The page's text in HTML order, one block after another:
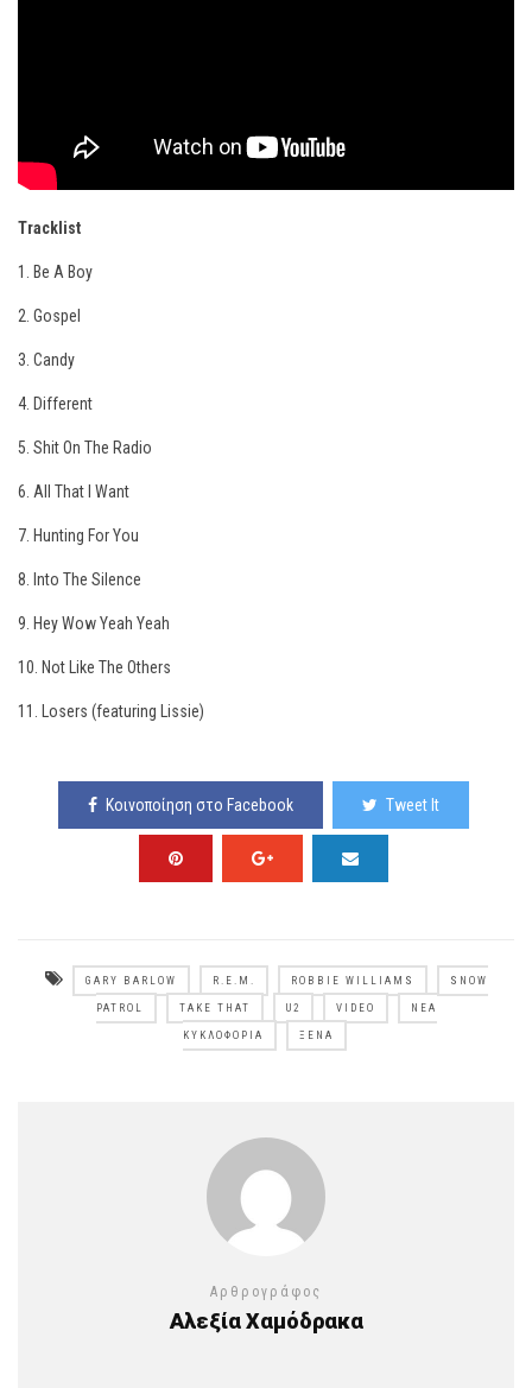
Tracklist
1. Be A Boy
2. Gospel
3. Candy
4. Different
5. Shit On The Radio
6. All That I Want
7. Hunting For You
8. Into The Silence
9. Hey Wow Yeah Yeah
10. Not Like The Others
11. Losers (featuring Lissie)
Κοινοποίηση στο Facebook Tweet It
GARY BARLOW R.E.M. ROBBIE WILLIAMS SNOW
PATROL TAKE THAT U2 VIDEO ΝΈΑ
ΚΥΚΛΟΦΟΡΊΑ ΞΈΝΑ
Αρθρογράφος
Αλεξία Χαμόδρακα